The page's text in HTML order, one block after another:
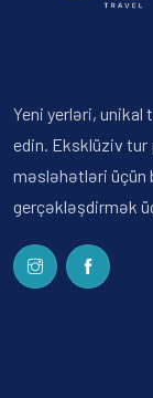
Yeni yerləri, unikal
edin. Eksklüziv
məsləhətləri üçün
gerçəkləşdirmək